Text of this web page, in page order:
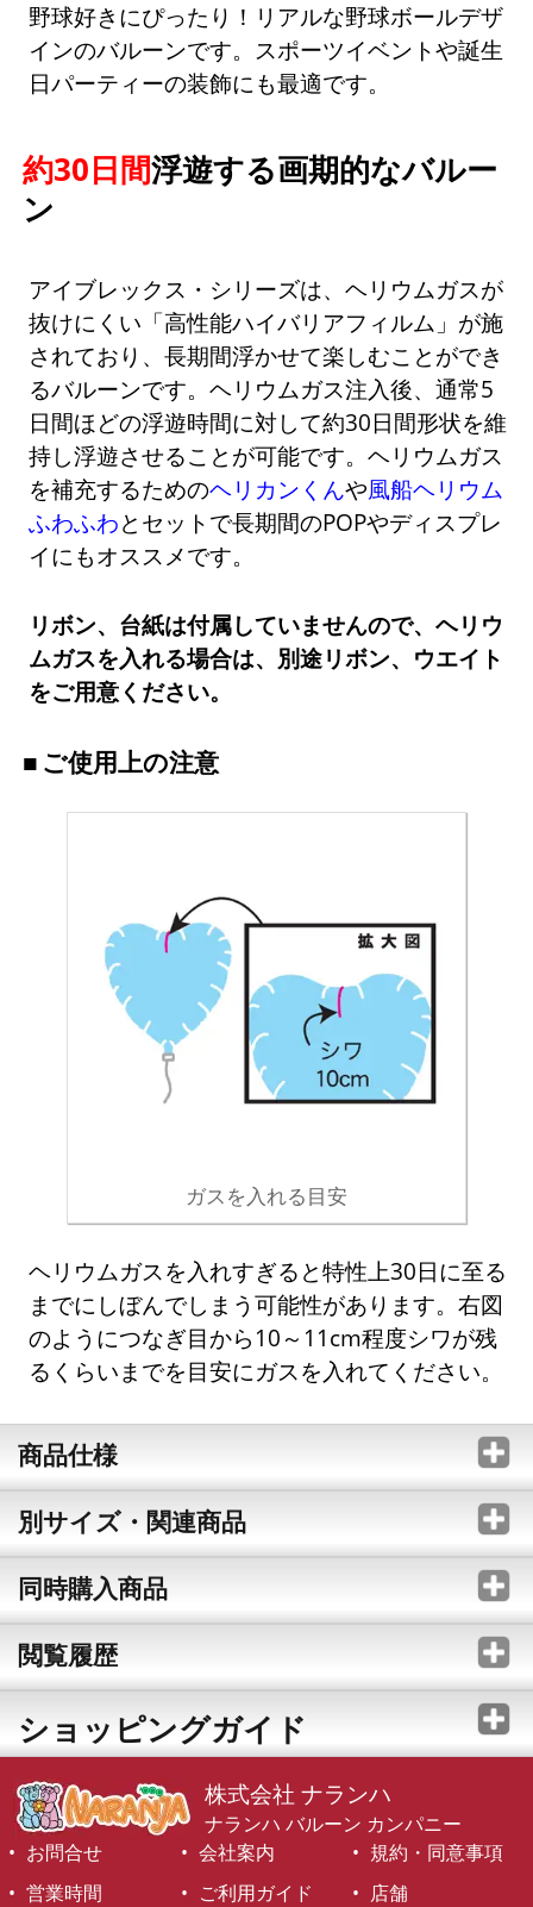
野球好きにぴったり！リアルな野球ボールデザ
インのバルーンです。スポーツイベントや誕生
日パーティーの装飾にも最適です。
約30日間浮遊する画期的なバルー
ン
アイブレックス・シリーズは、ヘリウムガスが
抜けにくい「高性能ハイバリアフィルム」が施
されており、長期間浮かせて楽しむことができ
るバルーンです。ヘリウムガス注入後、通常5
日間ほどの浮遊時間に対して約30日間形状を維
持し浮遊させることが可能です。ヘリウムガス
を補充するためのヘリカンくんや風船ヘリウム
ふわふわとセットで長期間のPOPやディスプレ
イにもオススメです。
リボン、台紙は付属していませんので、ヘリウ
ムガスを入れる場合は、別途リボン、ウエイト
をご用意ください。
ご使用上の注意
ガスを入れる目安
ヘリウムガスを入れすぎると特性上30日に至る
までにしぼんでしまう可能性があります。右図
のようにつなぎ目から10～11cm程度シワが残
るくらいまでを目安にガスを入れてください。
商品仕様
別サイズ・関連商品
同時購入商品
閲覧履歴
ショッピングガイド
株式会社 ナランハ
ナランハ バルーン カンパニー
お問合せ
会社案内
規約・同意事項
営業時間
ご利用ガイド 店舗